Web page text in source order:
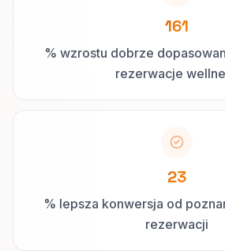
161
% wzrostu dobrze
rezerwacje
23
% lepsza konwersja od
rezerwacji